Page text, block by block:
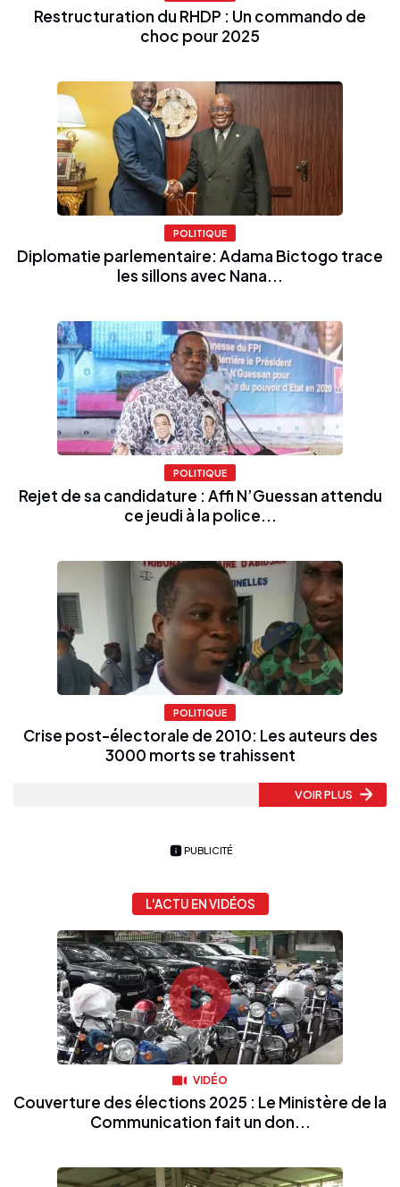
Restructuration du RHDP : Un commando de
choc pour 2025
POLITIQUE
Diplomatie parlementaire: Adama Bictogo trace
les sillons avec Nana...
POLITIQUE
Rejet de sa candidature : Affi N’Guessan attendu
ce jeudi à la police...
POLITIQUE
Crise post-électorale de 2010: Les auteurs des
3000 morts se trahissent
VOIR PLUS
PUBLICITÉ
L'ACTU EN VIDÉOS
VIDÉO
Couverture des élections 2025 : Le Ministère de la
Communication fait un don...